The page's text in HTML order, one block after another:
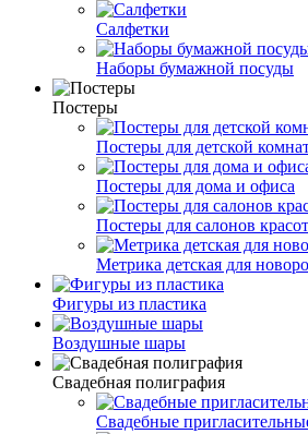
Салфетки
Наборы бумажной посуды
Постеры
Постеры для детской
Постеры для дома и офиса
Постеры для салонов
Метрика детская для
Фигуры из пластика
Воздушные шары
Свадебная полиграфия
Свадебные